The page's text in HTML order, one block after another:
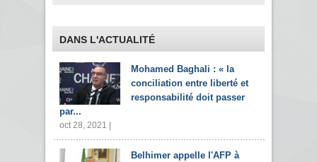
DANS L'ACTUALITÉ
Mohamed Baghali : « la
conciliation entre liberté et
responsabilité doit passer
par...
oct 28, 2021 |
Belhimer appelle l'AFP à